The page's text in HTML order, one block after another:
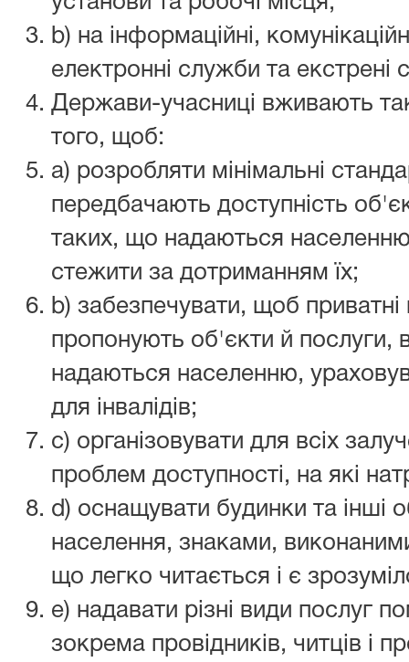
b) на інформаційні,
електронні служби та екстрені
Держави-учасниці вживають
того, щоб:
a) розробляти мінімальні
передбачають доступність
таких, що надаються
стежити за дотриманням їх;
b) забезпечувати, щоб приватні
пропонують об'єкти й послуги,
надаються населенню,
для інвалідів;
c) організовувати для всіх
проблем доступності, на які
d) оснащувати будинки та інші
населення, знаками,
що легко читається і є
e) надавати різні види послуг
зокрема провідників, читців і